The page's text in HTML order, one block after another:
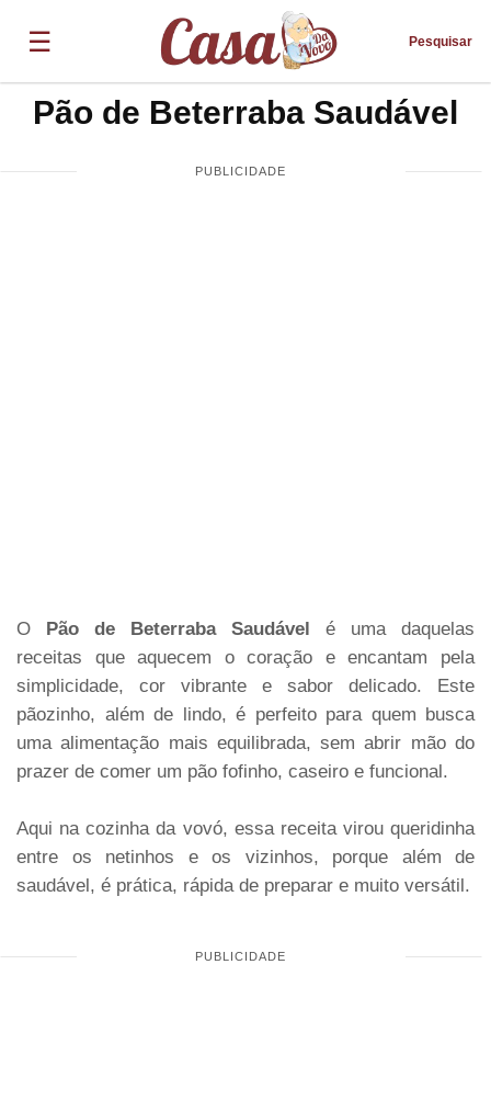
☰ Pesquisar
Pão de Beterraba Saudável
O Pão de Beterraba Saudável é uma daquelas
receitas que aquecem o coração e encantam pela
simplicidade, cor vibrante e sabor delicado. Este
pãozinho, além de lindo, é perfeito para quem busca
uma alimentação mais equilibrada, sem abrir mão do
prazer de comer um pão fofinho, caseiro e funcional.
Aqui na cozinha da vovó, essa receita virou queridinha
entre os netinhos e os vizinhos, porque além de
saudável, é prática, rápida de preparar e muito versátil.